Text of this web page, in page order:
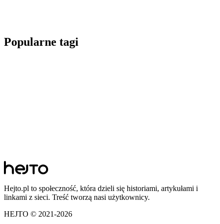
Popularne tagi
Hejto.pl to społeczność, która dzieli się historiami, artykułami i
linkami z sieci. Treść tworzą nasi użytkownicy.
HEJTO © 2021-2026